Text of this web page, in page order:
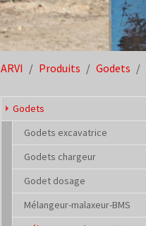
ARVI Produits Godets
Godets
Godets excavatrice
Godets chargeur
Godet dosage
Mélangeur-malaxeur-BMS